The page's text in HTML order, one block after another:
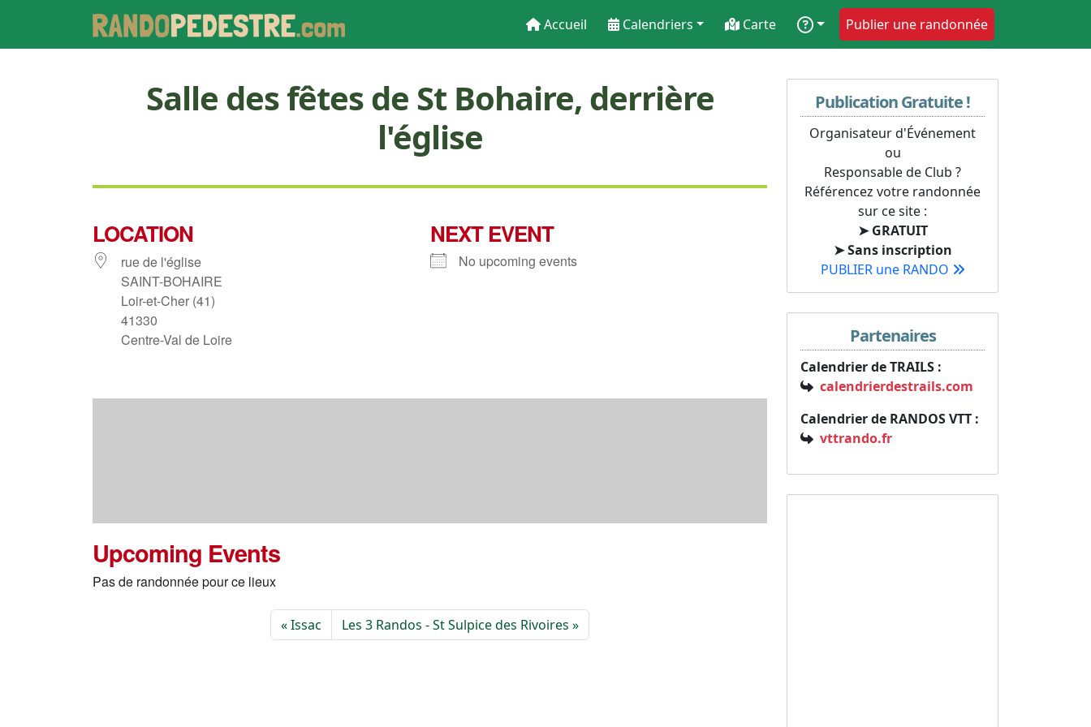
Accueil Calendriers Carte Publier une randonnée
Salle des fêtes de St Bohaire, derrière
l'église
LOCATION
rue de l'église
SAINT-BOHAIRE
Loir-et-Cher (41)
41330
Centre-Val de Loire
NEXT EVENT
No upcoming events
Upcoming Events
Pas de randonnée pour ce lieux
Issac Les 3 Randos - St Sulpice des Rivoires
Publication Gratuite !
Organisateur d'Événement
ou
Responsable de Club ?
Référencez votre randonnée
sur ce site :
➤ GRATUIT
➤ Sans inscription
PUBLIER une RANDO
Partenaires
Calendrier de TRAILS :
calendrierdestrails.com
Calendrier de RANDOS VTT :
vttrando.fr